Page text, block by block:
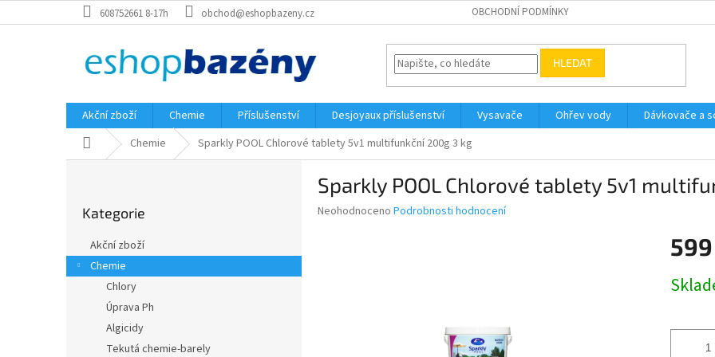
na
608752661 8-17h obchod@eshopbazeny.cz OBCHODNÍ PODMÍNKY
HLEDAT
Akční zboží Chemie Příslušenství Desjoyaux příslušenství Vysavače Ohřev vody Dávkovače a
Domů Chemie Sparkly POOL Chlorové tablety 5v1 multifunkční 200g 3 kg
a
n
kategorie
Kategorie
Akční zboží
Chemie
Chlory
Úprava Ph
Algicidy
Tekutá chemie-barely
Sparkly POOL Chlorové tablety 5v1
Průměrné
Neohodnoceno Podrobnosti hodnocení
cena: